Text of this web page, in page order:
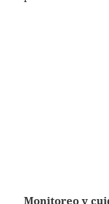
Monitoreo y